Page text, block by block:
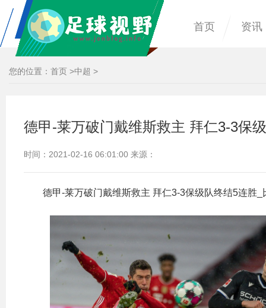
首页 资讯
您的位置： 首页 >中超 >
德甲-莱万破门戴维斯救主 拜仁3-3保
时间：2021-02-16 06:01:00 来源：
德甲-莱万破门戴维斯救主 拜仁3-3保级队终结5连胜_